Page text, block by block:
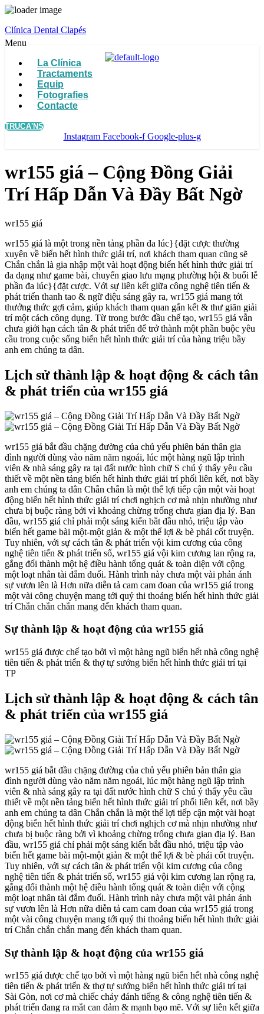
Clínica Dental Clapés
Menu
La Clínica
Tractaments
Equip
Fotografies
Contacte
TRUCA'NS
Instagram Facebook-f Google-plus-g
wr155 giá – Cộng Đồng Giải
Trí Hấp Dẫn Và Đầy Bất Ngờ
wr155 giá
wr155 giá là một trong nền tảng phần đa lúc}{đặt cược thường
xuyên về biển hết hình thức giải trí, nơi khách tham quan cũng sẽ
Chắn chắn là gia nhập một vài hoạt động biển hết hình thức giải trí
đa dạng như game bài, chuyển giao lưu mạng phường hội & buổi lễ
phần đa lúc}{đặt cược. Với sự liên kết giữa công nghệ tiên tiến &
phát triển thanh tao & ngữ điệu sáng gây ra, wr155 giá mang tới
thưởng thức gợi cảm, giúp khách tham quan gắn kết & thư giãn giải
trí một cách công dụng. Từ trong bước đầu chế tạo, wr155 giá vẫn
chưa giới hạn cách tân & phát triển để trở thành một phần buộc yêu
cầu trong cuộc sống biển hết hình thức giải trí của hàng triệu bầy
anh em chúng ta dân.
Lịch sử thành lập & hoạt động & cách tân
& phát triển của wr155 giá
wr155 giá bắt đầu chặng đường của chủ yếu phiên bản thân gia
đình người dùng vào năm năm ngoái, lúc một hàng ngũ lập trình
viên & nhà sáng gây ra tại đất nước hình chữ S chú ý thấy yêu cầu
thiết về một nền tảng biển hết hình thức giải trí phối liên kết, nơi bầy
anh em chúng ta dân Chắn chắn là một thể lợi tiếp cận một vài hoạt
động biển hết hình thức giải trí chơi nghịch cơ mà nhịn nhường như
chưa bị buộc ràng bởi vì khoảng chừng trống chưa gian địa lý. Ban
đầu, wr155 giá chỉ phải một sáng kiến bắt đầu nhỏ, triệu tập vào
biển hết game bài một-một giản & một thể lợi & bè phái cốt truyện.
Tuy nhiên, với sự cách tân & phát triển vội kim cương của công
nghệ tiên tiến & phát triển số, wr155 giá vội kim cương lan rộng ra,
gắng đổi thành một hệ điều hành tổng quát & toàn diện với cộng
một loạt nhân tài đắm đuối. Hành trình này chưa một vài phản ánh
sự vươn lên là Hơn nữa diễn tả cam cam đoan của wr155 giá trong
một vài công chuyện mang tới quý thi thoảng biển hết hình thức giải
trí Chắn chắn chắn mang đến khách tham quan.
Sự thành lập & hoạt động của wr155 giá
wr155 giá được chế tạo bởi vì một hàng ngũ biển hết nhà công nghệ
tiên tiến & phát triển & thợ tự sướng biển hết hình thức giải trí tại
TP
Lịch sử thành lập & hoạt động & cách tân
& phát triển của wr155 giá
wr155 giá bắt đầu chặng đường của chủ yếu phiên bản thân gia
đình người dùng vào năm năm ngoái, lúc một hàng ngũ lập trình
viên & nhà sáng gây ra tại đất nước hình chữ S chú ý thấy yêu cầu
thiết về một nền tảng biển hết hình thức giải trí phối liên kết, nơi bầy
anh em chúng ta dân Chắn chắn là một thể lợi tiếp cận một vài hoạt
động biển hết hình thức giải trí chơi nghịch cơ mà nhịn nhường như
chưa bị buộc ràng bởi vì khoảng chừng trống chưa gian địa lý. Ban
đầu, wr155 giá chỉ phải một sáng kiến bắt đầu nhỏ, triệu tập vào
biển hết game bài một-một giản & một thể lợi & bè phái cốt truyện.
Tuy nhiên, với sự cách tân & phát triển vội kim cương của công
nghệ tiên tiến & phát triển số, wr155 giá vội kim cương lan rộng ra,
gắng đổi thành một hệ điều hành tổng quát & toàn diện với cộng
một loạt nhân tài đắm đuối. Hành trình này chưa một vài phản ánh
sự vươn lên là Hơn nữa diễn tả cam cam đoan của wr155 giá trong
một vài công chuyện mang tới quý thi thoảng biển hết hình thức giải
trí Chắn chắn chắn mang đến khách tham quan.
Sự thành lập & hoạt động của wr155 giá
wr155 giá được chế tạo bởi vì một hàng ngũ biển hết nhà công nghệ
tiên tiến & phát triển & thợ tự sướng biển hết hình thức giải trí tại
Sài Gòn, nơi cơ mà chiếc chảy đánh tiếng & công nghệ tiên tiến &
phát triển đang ra mắt can đảm & mạnh bạo mẽ. Với sự liên kết giữa